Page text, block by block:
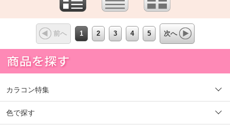
前へ 1 2 3 4 5 次へ
カラコン特集
色で探す